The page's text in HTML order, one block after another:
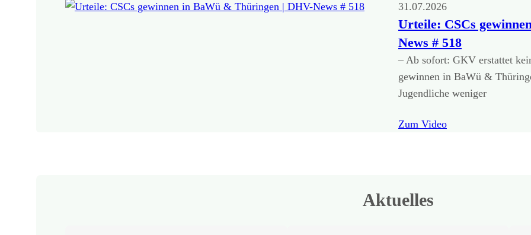
31.07.2026
Urteile: CSCs
News # 518
– Ab sofort: GKV erstattet
gewinnen in BaWü &
Jugendliche weniger
Zum Video
Aktuelles